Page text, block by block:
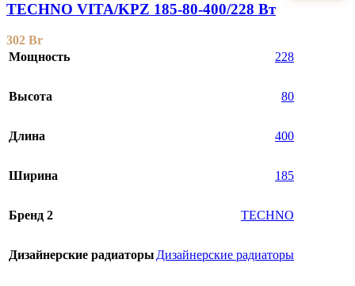
TECHNO VITA/KPZ 185-80-400/228 Вт
302 Br
Мощность
228
Высота 80
Длина 400
Ширина 185
Бренд 2 TECHNO
Дизайнерские радиаторы Дизайнерские радиаторы